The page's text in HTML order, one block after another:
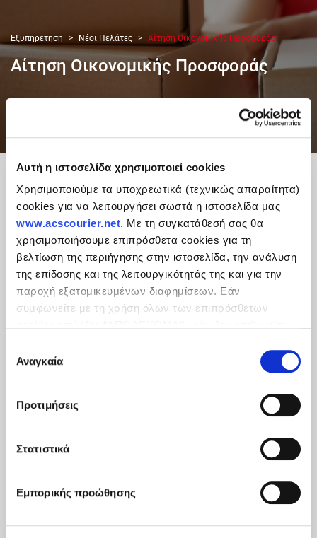
Αυτή η ιστοσελίδα χρησιμοποιεί cookies
Χρησιμοποιούμε τα υποχρεωτικά (τεχνικώς απαραίτητα)
cookies για να λειτουργήσει σωστά η ιστοσελίδα μας
www.acscourier.net. Με τη συγκατάθεσή σας θα
χρησιμοποιήσουμε επιπρόσθετα cookies για τη
βελτίωση της περιήγησης στην ιστοσελίδα, την ανάλυση
της επίδοσης και της λειτουργικότητάς της και για την
παροχή εξατομικευμένων διαφημίσεων. Εάν
συμφωνείτε με τη χρήση όλων των επιπρόσθετων
«ΔΕΝ ΑΠΟΔΕΧΟΜΑΙ». Eνημερωθείτε για την
Πολιτική
και τους διαφορετικούς τύπους cookies, καθώς
και τροποποιήστε τις προτιμήσεις σας (εκτός από τα
τεχνικώς απαραίτητα) επιλέγοντας τις επιθυμητές
συγκατάθεσης
Αναγκαία
Προτιμήσεις
Στατιστικά
Εμπορικής προώθησης
Εξυπηρέτηση Νέοι Πελάτες Αίτηση Οικονομικής Προσφοράς
Αίτηση Οικονομικής Προσφοράς